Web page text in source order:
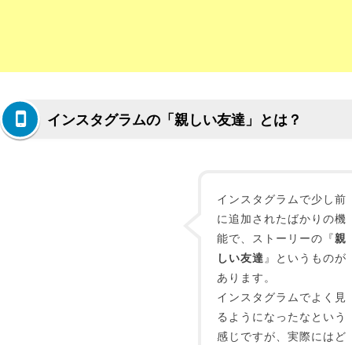
インスタグラムの「親しい友達」とは？
インスタグラムで少し前
に追加されたばかりの機
能で、ストーリーの『親
しい友達』というものが
あります。
インスタグラムでよく見
るようになったなという
感じですが、実際にはど